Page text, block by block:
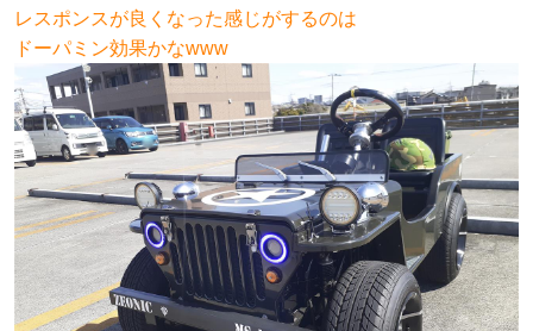
レスポンスが良くなった感じがするのは
ドーパミン効果かなwww